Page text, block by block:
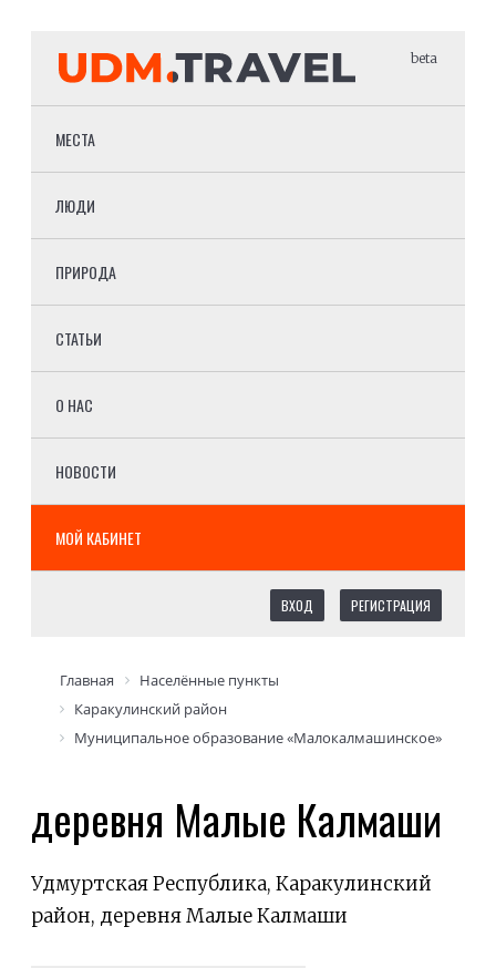
beta
МЕСТА
ЛЮДИ
ПРИРОДА
СТАТЬИ
О НАС
НОВОСТИ
МОЙ КАБИНЕТ
ВХОД РЕГИСТРАЦИЯ
Главная
Населённые пункты
Каракулинский район
Муниципальное образование «Малокалмашинское»
деревня Малые Калмаши
Удмуртская Республика, Каракулинский
район, деревня Малые Калмаши